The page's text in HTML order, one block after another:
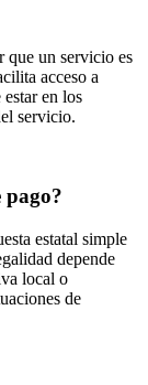
que un servicio es
acceso a
en los
servicio.
pago?
estatal simple
depende
local o
de